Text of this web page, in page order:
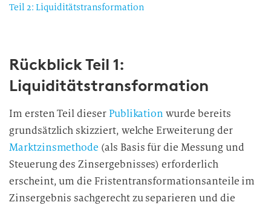
Teil 2: Liquiditätstransformation
Rückblick Teil 1:
Liquiditätstransformation
Im ersten Teil dieserPublikation wurde bereits
grundsätzlich skizziert, welche Erweiterung der
Marktzinsmethode (als Basis für die Messung und
Steuerung des Zinsergebnisses) erforderlich
erscheint, um die Fristentransformationsanteile im
Zinsergebnis sachgerecht zu separieren und die